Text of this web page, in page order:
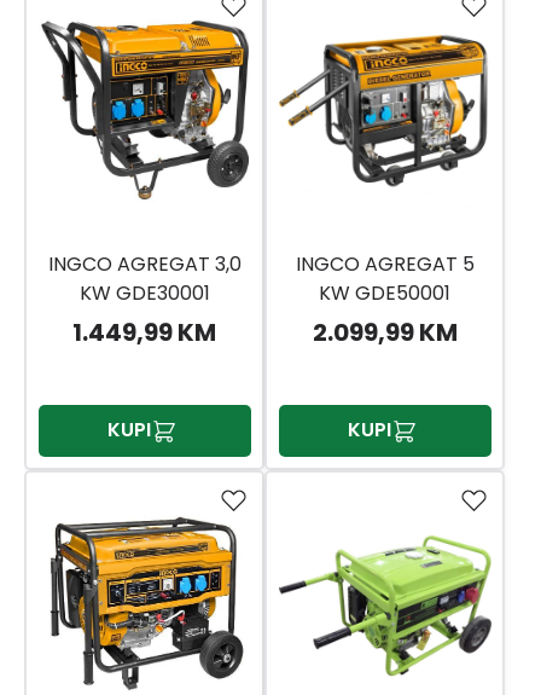
INGCO AGREGAT 3,0
KW GDE30001
1.449,99 KM
KUPI
INGCO AGREGAT 5
KW GDE50001
2.099,99 KM
KUPI